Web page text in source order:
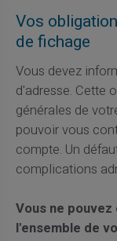
Vos
de fichage
Vous devez
d'adresse. Cette
générales de
pouvoir vous
compte. Un
complications
Vous ne
l'ensemble de